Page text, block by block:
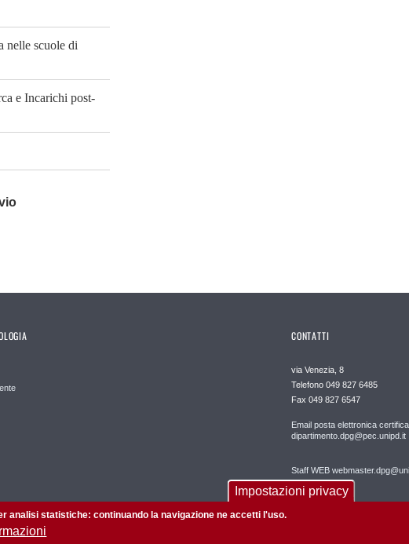
nelle scuole di
e Incarichi post-
CONTATTI
via Venezia, 8
Telefono 049 827 6485
Fax 049 827 6547
Email posta elettronica
dipartimento.dpg@pec.unipd.it
Staff WEB
Impostazioni privacy
analisi statistiche: continuando la navigazione ne accetti l'uso.